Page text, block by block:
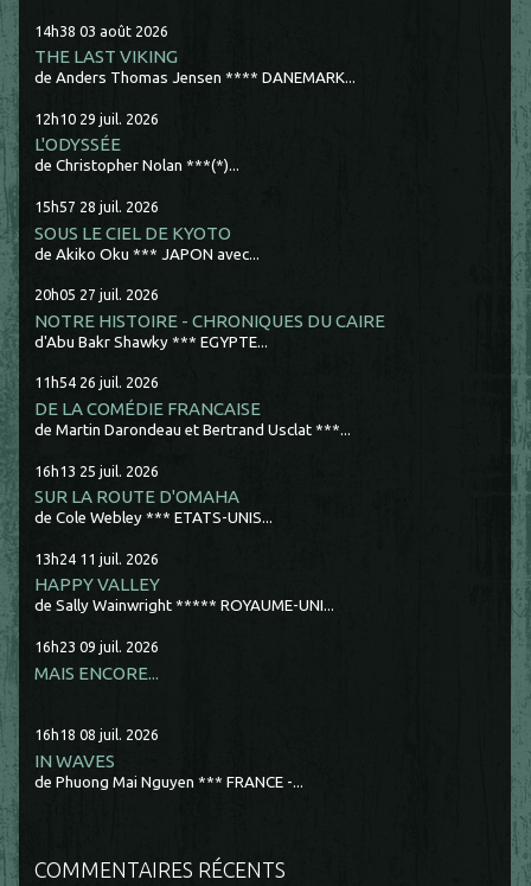
14h38 03 août 2026
THE LAST VIKING
de Anders Thomas Jensen **** DANEMARK...
12h10 29 juil. 2026
L'ODYSSÉE
de Christopher Nolan ***(*)...
15h57 28 juil. 2026
SOUS LE CIEL DE KYOTO
de Akiko Oku *** JAPON avec...
20h05 27 juil. 2026
NOTRE HISTOIRE - CHRONIQUES DU CAIRE
d'Abu Bakr Shawky *** EGYPTE...
11h54 26 juil. 2026
DE LA COMÉDIE FRANCAISE
de Martin Darondeau et Bertrand Usclat ***...
16h13 25 juil. 2026
SUR LA ROUTE D'OMAHA
de Cole Webley *** ETATS-UNIS...
13h24 11 juil. 2026
HAPPY VALLEY
de Sally Wainwright ***** ROYAUME-UNI...
16h23 09 juil. 2026
MAIS ENCORE...
16h18 08 juil. 2026
IN WAVES
de Phuong Mai Nguyen *** FRANCE -...
COMMENTAIRES RÉCENTS